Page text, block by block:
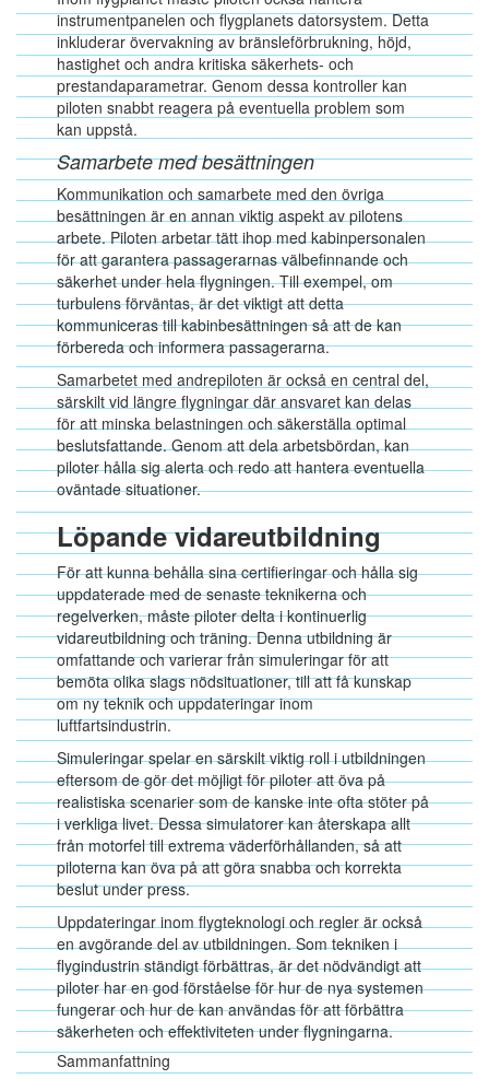
instrumentpanelen och flygplanets datorsystem. Detta
inkluderar övervakning av bränsleförbrukning, höjd,
hastighet och andra kritiska säkerhets- och
prestandaparametrar. Genom dessa kontroller kan
piloten snabbt reagera på eventuella problem som
kan uppstå.
Samarbete med besättningen
Kommunikation och samarbete med den övriga
besättningen är en annan viktig aspekt av pilotens
arbete. Piloten arbetar tätt ihop med kabinpersonalen
för att garantera passagerarnas välbefinnande och
säkerhet under hela flygningen. Till exempel, om
turbulens förväntas, är det viktigt att detta
kommuniceras till kabinbesättningen så att de kan
förbereda och informera passagerarna.
Samarbetet med andrepiloten är också en central del,
särskilt vid längre flygningar där ansvaret kan delas
för att minska belastningen och säkerställa optimal
beslutsfattande. Genom att dela arbetsbördan, kan
piloter hålla sig alerta och redo att hantera eventuella
oväntade situationer.
Löpande vidareutbildning
För att kunna behålla sina certifieringar och hålla sig
uppdaterade med de senaste teknikerna och
regelverken, måste piloter delta i kontinuerlig
vidareutbildning och träning. Denna utbildning är
omfattande och varierar från simuleringar för att
bemöta olika slags nödsituationer, till att få kunskap
om ny teknik och uppdateringar inom
luftfartsindustrin.
Simuleringar spelar en särskilt viktig roll i utbildningen
eftersom de gör det möjligt för piloter att öva på
realistiska scenarier som de kanske inte ofta stöter på
i verkliga livet. Dessa simulatorer kan återskapa allt
från motorfel till extrema väderförhållanden, så att
piloterna kan öva på att göra snabba och korrekta
beslut under press.
Uppdateringar inom flygteknologi och regler är också
en avgörande del av utbildningen. Som tekniken i
flygindustrin ständigt förbättras, är det nödvändigt att
piloter har en god förståelse för hur de nya systemen
fungerar och hur de kan användas för att förbättra
säkerheten och effektiviteten under flygningarna.
Sammanfattning